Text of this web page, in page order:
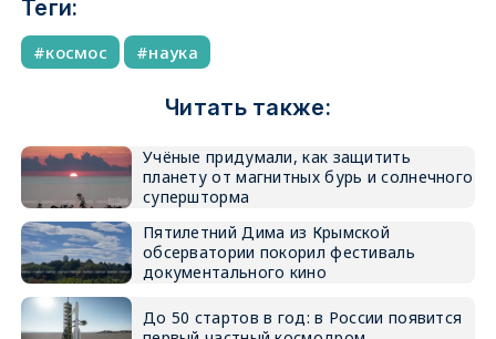
Теги:
космос наука
Читать также:
Учёные придумали, как защитить
планету от магнитных бурь и солнечного
супершторма
Пятилетний Дима из Крымской
обсерватории покорил фестиваль
документального кино
До 50 стартов в год: в России появится